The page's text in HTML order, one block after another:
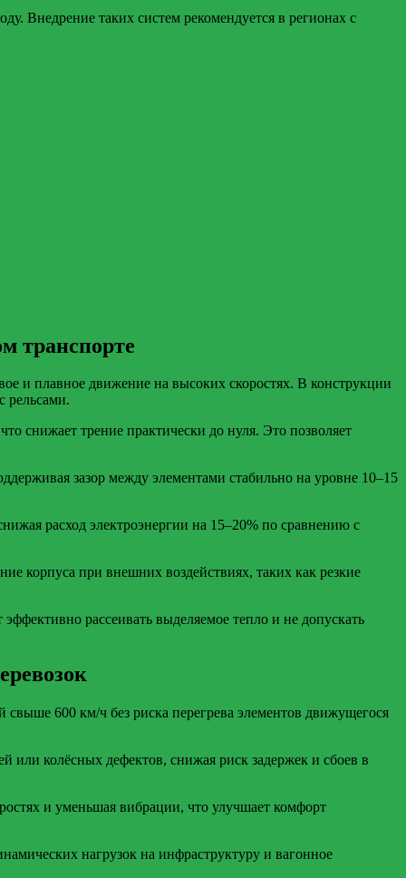
Внедрение таких систем рекомендуется в регионах с
транспорте
и плавное движение на высоких скоростях. В конструкции
рельсами.
снижает трение практически до нуля. Это позволяет
зазор между элементами стабильно на уровне 10–15
расход электроэнергии на 15–20% по сравнению с
корпуса при внешних воздействиях, таких как резкие
рассеивать выделяемое тепло и не допускать
свыше 600 км/ч без риска перегрева элементов движущегося
или колёсных дефектов, снижая риск задержек и сбоев в
и уменьшая вибрации, что улучшает комфорт
нагрузок на инфраструктуру и вагонное